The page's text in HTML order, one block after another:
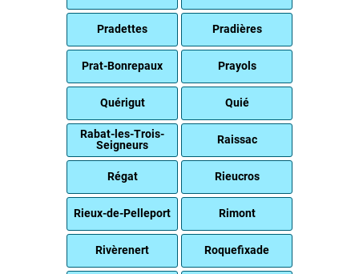
Pradettes Pradières
Prat-Bonrepaux Prayols
Quérigut Quié
Rabat-les-Trois-
Seigneurs
Raissac
Régat Rieucros
Rieux-de-Pelleport Rimont
Rivèrenert Roquefixade